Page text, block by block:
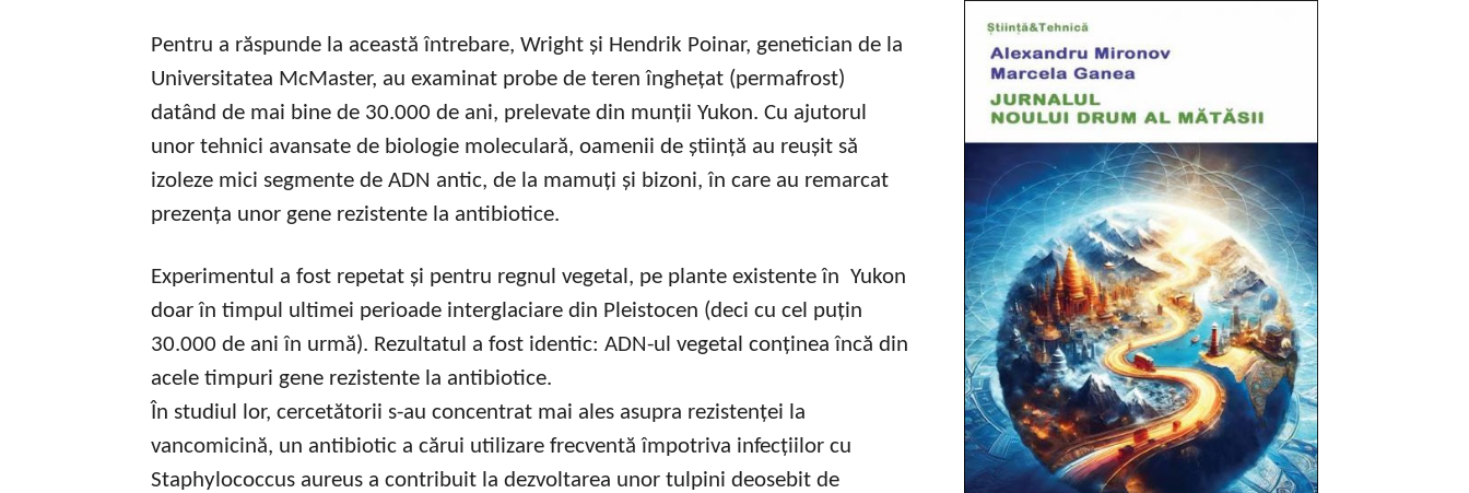
Pentru a răspunde la această întrebare, Wright și Hendrik Poinar, genetician de la
Universitatea McMaster, au examinat probe de teren înghețat (permafrost)
datând de mai bine de 30.000 de ani, prelevate din munții Yukon. Cu ajutorul
unor tehnici avansate de biologie moleculară, oamenii de știință au reușit să
izoleze mici segmente de ADN antic, de la mamuți și bizoni, în care au remarcat
prezența unor gene rezistente la antibiotice.
Experimentul a fost repetat și pentru regnul vegetal, pe plante existente în Yukon
doar în timpul ultimei perioade interglaciare din Pleistocen (deci cu cel puțin
30.000 de ani în urmă). Rezultatul a fost identic: ADN-ul vegetal conținea încă din
acele timpuri gene rezistente la antibiotice.
În studiul lor, cercetătorii s-au concentrat mai ales asupra rezistenței la
vancomicină, un antibiotic a cărui utilizare frecventă împotriva infecțiilor cu
Staphylococcus aureus a contribuit la dezvoltarea unor tulpini deosebit de